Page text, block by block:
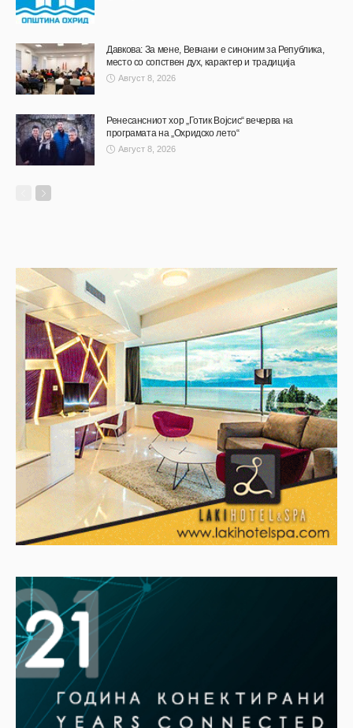
Давкова: За мене, Вевчани е синоним за Република,
место со сопствен дух, карактер и традиција
Август 8, 2026
Ренесансниот хор „Готик Војсис“ вечерва на
програмата на „Охридско лето“
Август 8, 2026